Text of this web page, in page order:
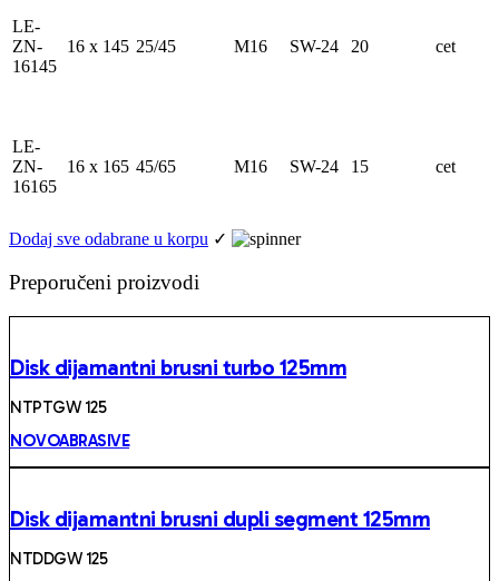
LE-
ZN-
16145
16 x 145 25/45 M16 SW-24 20 cet
LE-
ZN-
16165
16 x 165 45/65 M16 SW-24 15 cet
Dodaj sve odabrane u korpu ✓
Preporučeni proizvodi
Disk dijamantni brusni turbo 125mm
NTPTGW 125
NOVOABRASIVE
Disk dijamantni brusni dupli segment 125mm
NTDDGW 125